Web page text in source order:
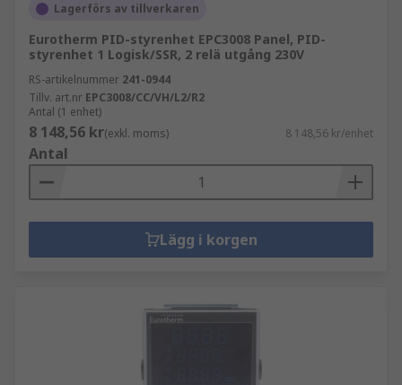
Lagerförs av tillverkaren
Eurotherm PID-styrenhet EPC3008 Panel, PID-
styrenhet 1 Logisk/SSR, 2 relä utgång 230V
RS-artikelnummer 241-0944
Tillv. art.nr EPC3008/CC/VH/L2/R2
Antal (1 enhet)
8 148,56 kr(exkl. moms) 8 148,56 kr/enhet
Antal
Lägg i korgen